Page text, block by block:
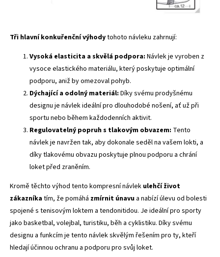
Tři hlavní konkuřenční výhodytohoto návleku zahrnují:
Vysoká elasticita a skvělá podpora: Návlek je vyroben z
vysoce elastického materiálu, který poskytuje optimální
podporu, aniž by omezoval pohyb.
Dýchající a odolný materiál: Díky svému prodyšnému
designu je návlek ideální pro dlouhodobé nošení, ať už při
sportu nebo během každodenních aktivit.
Regulovatelný popruh s tlakovým obvazem: Tento
návlek je navržen tak, aby dokonale seděl na vašem lokti, a
díky tlakovému obvazu poskytuje plnou podporu a chrání
loket před zraněním.
Kromě těchto výhod tento kompresní návlek ulehčí život
zákazníkatím, že pomáhá zmírnit únavu a nabízí úlevu od bolesti
spojené s tenisovým loktem a tendonitidou. Je ideální pro sporty
jako basketbal, volejbal, turistiku, běh a cyklistiku. Díky svému
designu a funkcím je tento návlek skvělým řešením pro ty, kteří
hledají účinnou ochranu a podporu pro svůj loket.